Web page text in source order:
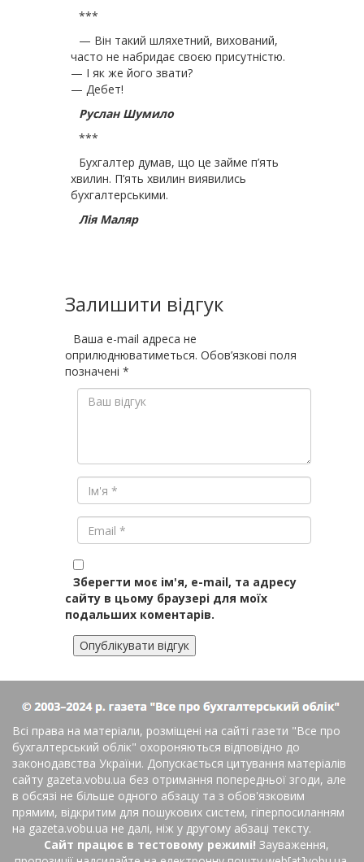
***
— Він такий шляхетний, вихований,
часто не набридає своєю присутністю.
— І як же його звати?
— Дебет!
Руслан Шумило
***
Бухгалтер думав, що це займе п’ять
хвилин. П’ять хвилин виявились
бухгалтерськими.
Лія Маляр
Залишити відгук
Ваша e-mail адреса не
оприлюднюватиметься. Обов’язкові поля
позначені *
Зберегти моє ім'я, e-mail, та адресу
сайту в цьому браузері для моїх
подальших коментарів.
Всі права на матеріали, розміщені на сайті газети "Все про
бухгалтерський облік" охороняються відповідно до
законодавства України. Допускається цитування матеріалів
сайту gazeta.vobu.ua без отримання попередньої згоди, але
в обсязі не більше одного абзацу та з обов'язковим
прямим, відкритим для пошукових систем, гіперпосиланням
на gazeta.vobu.ua не далі, ніж у другому абзаці тексту.
Сайт працює в тестовому режимі! Зауваження,